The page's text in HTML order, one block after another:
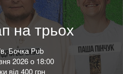
на трьох
Бочка Pub
2026 о 18:00
від 400 грн